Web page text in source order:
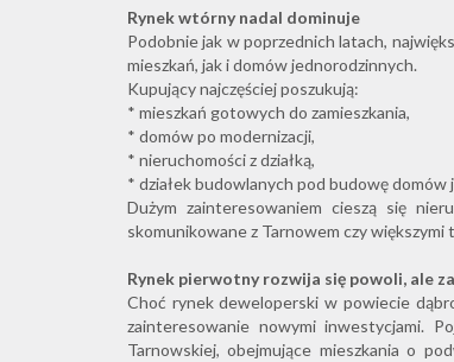
Rynek wtórny nadal dominuje
Podobnie jak w poprzednich latach,
mieszkań, jak i domów jednorodzinnych.
Kupujący najczęściej poszukują:
* mieszkań gotowych do zamieszkania,
* domów po modernizacji,
* nieruchomości z działką,
* działek budowlanych pod budowę domów
Dużym zainteresowaniem cieszą się
skomunikowane z Tarnowem czy większymi
Rynek pierwotny rozwija się powoli, ale
Choć rynek deweloperski w powiecie
zainteresowanie nowymi inwestycjami.
Tarnowskiej, obejmujące mieszkania o